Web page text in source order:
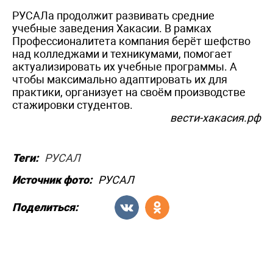
РУСАЛа продолжит развивать средние
учебные заведения Хакасии. В рамках
Профессионалитета компания берёт шефство
над колледжами и техникумами, помогает
актуализировать их учебные программы. А
чтобы максимально адаптировать их для
практики, организует на своём производстве
стажировки студентов.
вести-хакасия.рф
Теги: РУСАЛ
Источник фото: РУСАЛ
Поделиться: